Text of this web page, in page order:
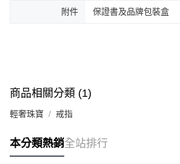
附件 保證書及品牌包裝盒
商品相關分類 (1)
輕奢珠寶 戒指
本分類熱銷全站排行